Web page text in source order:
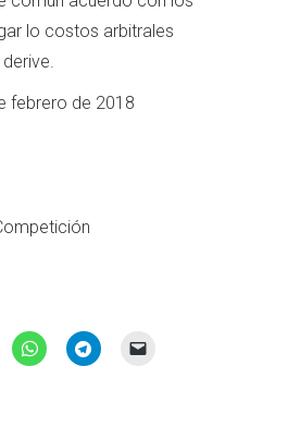
lo costos arbitrales
febrero de 2018